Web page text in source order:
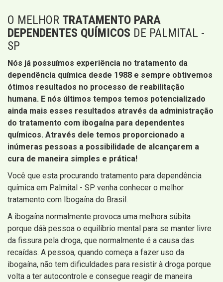
O MELHOR TRATAMENTO PARA
DEPENDENTES QUÍMICOS DE PALMITAL -
SP
Nós já possuímos experiência no tratamento da
dependência química desde 1988 e sempre obtivemos
ótimos resultados no processo de reabilitação
humana. E nós últimos tempos temos potencializado
ainda mais esses resultados através da administração
do tratamento com ibogaína para dependentes
químicos. Através dele temos proporcionado a
inúmeras pessoas a possibilidade de alcançarem a
cura de maneira simples e prática!
Você que esta procurando tratamento para dependência
química em Palmital - SP venha conhecer o melhor
tratamento com Ibogaína do Brasil.
A ibogaína normalmente provoca uma melhora súbita
porque dáà pessoa o equilíbrio mental para se manter livre
da fissura pela droga, que normalmente é a causa das
recaídas. A pessoa, quando começa a fazer uso da
ibogaína, não tem dificuldades para resistir à droga porque
volta a ter autocontrole e consegue reagir de maneira